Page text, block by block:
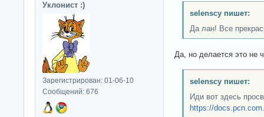
Уклонист :)
Зарегистрирован: 01-06-10
Сообщений: 676
selenscy пишет:
Да лан! Все
Да, но делается это не
selenscy пишет:
Иди вот здесь
https://